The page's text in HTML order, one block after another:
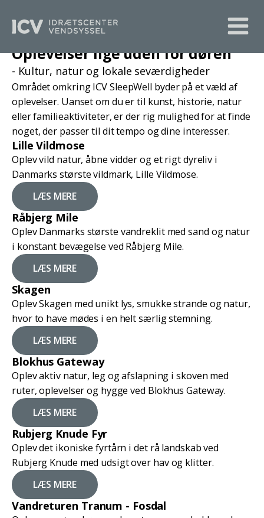
Oplevelser lige uden for døren
- Kultur, natur og lokale seværdigheder
Området omkring ICV SleepWell byder på et væld af
oplevelser. Uanset om du er til kunst, historie, natur
eller familieaktiviteter, er der rig mulighed for at finde
noget, der passer til dit tempo og dine interesser.
Lille Vildmose
Oplev vild natur, åbne vidder og et rigt dyreliv i
Danmarks største vildmark, Lille Vildmose.
LÆS MERE
Råbjerg Mile
Oplev Danmarks største vandreklit med sand og natur
i konstant bevægelse ved Råbjerg Mile.
LÆS MERE
Skagen
Oplev Skagen med unikt lys, smukke strande og natur,
hvor to have mødes i en helt særlig stemning.
LÆS MERE
Blokhus Gateway
Oplev aktiv natur, leg og afslapning i skoven med
ruter, oplevelser og hygge ved Blokhus Gateway.
LÆS MERE
Rubjerg Knude Fyr
Oplev det ikoniske fyrtårn i det rå landskab ved
Rubjerg Knude med udsigt over hav og klitter.
LÆS MERE
Vandreturen Tranum - Fosdal